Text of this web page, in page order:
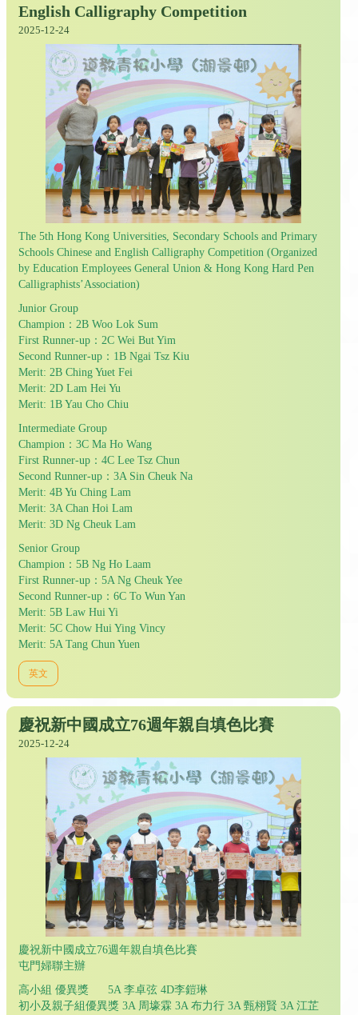
English Calligraphy Competition
2025-12-24
The 5th Hong Kong Universities, Secondary Schools and Primary
Schools Chinese and English Calligraphy Competition (Organized
by Education Employees General Union & Hong Kong Hard Pen
Calligraphists’Association)
Junior Group
Champion：2B Woo Lok Sum
First Runner-up：2C Wei But Yim
Second Runner-up：1B Ngai Tsz Kiu
Merit: 2B Ching Yuet Fei
Merit: 2D Lam Hei Yu
Merit: 1B Yau Cho Chiu
Intermediate Group
Champion：3C Ma Ho Wang
First Runner-up：4C Lee Tsz Chun
Second Runner-up：3A Sin Cheuk Na
Merit: 4B Yu Ching Lam
Merit: 3A Chan Hoi Lam
Merit: 3D Ng Cheuk Lam
Senior Group
Champion：5B Ng Ho Laam
First Runner-up：5A Ng Cheuk Yee
Second Runner-up：6C To Wun Yan
Merit: 5B Law Hui Yi
Merit: 5C Chow Hui Ying Vincy
Merit: 5A Tang Chun Yuen
英文
慶祝新中國成立76週年親自填色比賽
2025-12-24
慶祝新中國成立76週年親自填色比賽
屯門婦聯主辦
高小組 優異獎 5A 李卓弦 4D李鎧琳
初小及親子組優異獎 3A 周壕霖 3A 布力行 3A 甄栩賢 3A 江芷